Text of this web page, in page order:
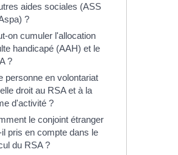
aides sociales (ASS
?
on cumuler l'allocation
handicapé (AAH) et le
?
personne en volontariat
droit au RSA et à la
d'activité ?
le conjoint étranger
pris en compte dans le
du RSA ?